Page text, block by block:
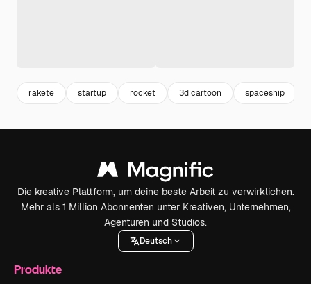
rakete startup rocket 3d cartoon spaceship
Die kreative Plattform, um deine beste Arbeit zu verwirklichen.
Mehr als 1 Million Abonnenten unter Kreativen, Unternehmen,
Agenturen und Studios.
Deutsch
Produkte